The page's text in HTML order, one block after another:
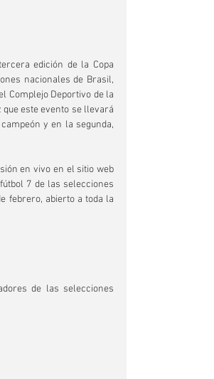
edición de la Copa
nacionales de Brasil,
Complejo Deportivo de la
este evento se llevará
y en la segunda,
en vivo en el sitio web
7 de las selecciones
febrero, abierto a toda la
de las selecciones